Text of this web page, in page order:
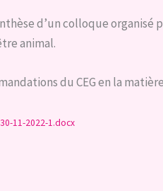
d’un colloque
animal.
du CEG en la
11-2022-1.docx